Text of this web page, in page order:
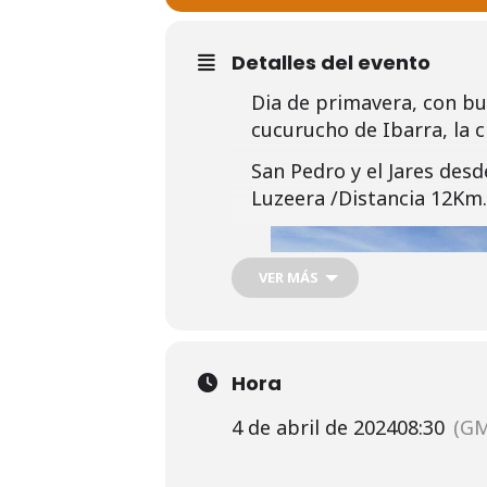
Detalles del evento
Dia de primavera, con
cucurucho de Ibarra, la
San Pedro y el Jares
Luzeera /Distancia
VER MÁS
Hora
4 de abril de 202408:30